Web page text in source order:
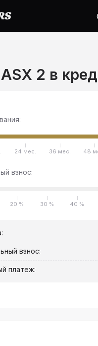
2 в
24 мес. 36 мес. 48
взнос:
20 % 30 % 40 %
взнос:
платеж: